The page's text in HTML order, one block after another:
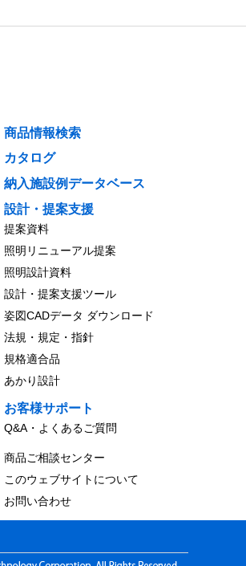
商品情報検索
カタログ
納入施設例データベース
設計・提案支援
提案資料
照明リニューアル提案
照明設計資料
設計・提案支援ツール
姿図CADデータ ダウンロード
法規・規定・指針
規格適合品
あかり設計
お客様サポート
Q&A・よくあるご質問
商品ご相談センター
このウェブサイトについて
お問い合わせ